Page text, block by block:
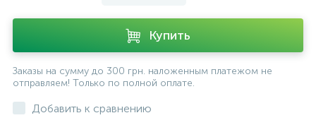
Купить
Заказы на сумму до 300 грн. наложенным платежом не
отправляем! Только по полной оплате.
Добавить к сравнению